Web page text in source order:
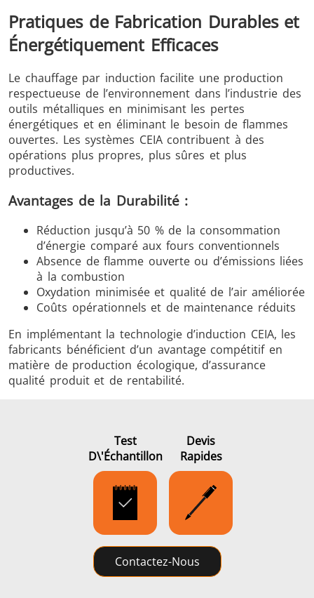
Pratiques de Fabrication Durables et
Énergétiquement Efficaces
Le chauffage par induction facilite une production
respectueuse de l’environnement dans l’industrie des
outils métalliques en minimisant les pertes
énergétiques et en éliminant le besoin de flammes
ouvertes. Les systèmes CEIA contribuent à des
opérations plus propres, plus sûres et plus
productives.
Avantages de la Durabilité :
Réduction jusqu’à 50 % de la consommation
d’énergie comparé aux fours conventionnels
Absence de flamme ouverte ou d’émissions liées
à la combustion
Oxydation minimisée et qualité de l’air améliorée
Coûts opérationnels et de maintenance réduits
En implémentant la technologie d’induction CEIA, les
fabricants bénéficient d’un avantage compétitif en
matière de production écologique, d’assurance
qualité produit et de rentabilité.
Test
D\'échantillon
Devis
Rapides
Contactez-Nous